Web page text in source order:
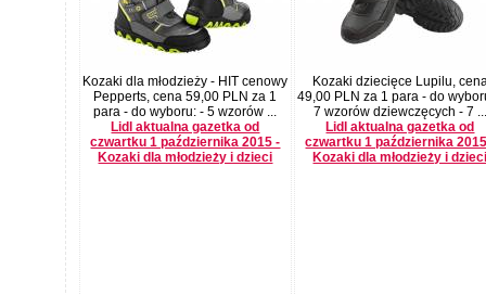
Kozaki dla młodzieży - HIT cenowy
Pepperts, cena 59,00 PLN za 1
para - do wyboru: - 5 wzorów ...
Lidl aktualna gazetka od
czwartku 1 października 2015 -
Kozaki dla młodzieży i dzieci
Kozaki dziecięce Lupilu,
49,00 PLN za 1 para - do
7 wzorów dziewczęcych - 7 ...
Lidl aktualna gazetka od
czwartku 1 października
Kozaki dla młodzieży i